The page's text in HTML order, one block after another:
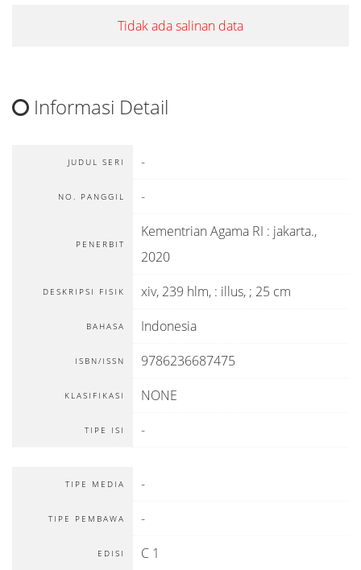
Tidak ada salinan data
Informasi Detail
JUDUL SERI -
NO. PANGGIL -
PENERBIT
Kementrian Agama RI : jakarta.,
2020
DESKRIPSI FISIK xiv, 239 hlm, : illus, ; 25 cm
BAHASA Indonesia
ISBN/ISSN 9786236687475
KLASIFIKASI NONE
TIPE ISI -
TIPE MEDIA -
TIPE PEMBAWA -
EDISI C 1